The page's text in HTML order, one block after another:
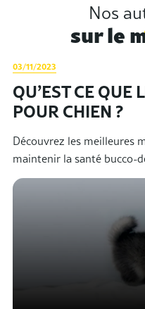
Nos
sur le
03/11/2023
QU’EST CE QUE
POUR CHIEN ?
Découvrez les meilleures
maintenir la santé bucco-